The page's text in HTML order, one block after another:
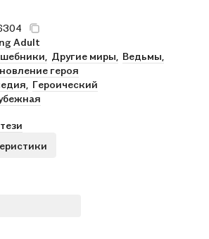
Adult
Другие миры,
Ведьмы,
героя
Героический